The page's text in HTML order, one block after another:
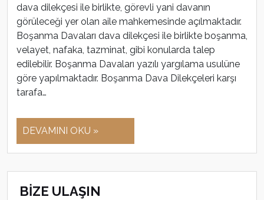
dava dilekçesi ile birlikte, görevli yani davanın
görüleceği yer olan aile mahkemesinde açılmaktadır.
Boşanma Davaları dava dilekçesi ile birlikte boşanma,
velayet, nafaka, tazminat, gibi konularda talep
edilebilir. Boşanma Davaları yazılı yargılama usulüne
göre yapılmaktadır. Boşanma Dava Dilekçeleri karşı
tarafa…
DEVAMINI OKU »
BİZE ULAŞIN